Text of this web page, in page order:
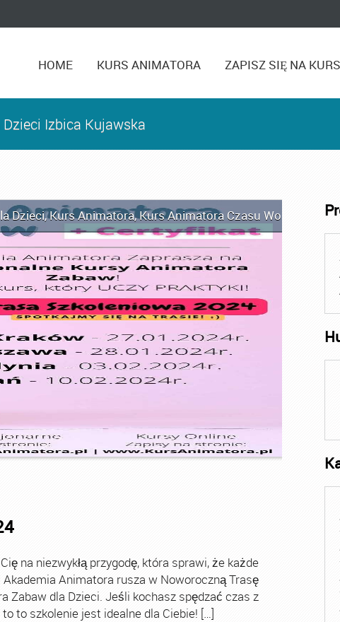
HOME KURS ANIMATORA ZAPISZ SIĘ NA KURS
Izbica Kujawska
Dzieci,Kurs Animatora,Kurs Animatora Czasu Wolnego
na niezwykłą przygodę, która sprawi, że każde
Animatora rusza w Noworoczną Trasę
Zabaw dla Dzieci. Jeśli kochasz spędzać czas z
to szkolenie jest idealne dla Ciebie! […]